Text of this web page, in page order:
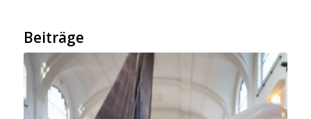
Beiträge